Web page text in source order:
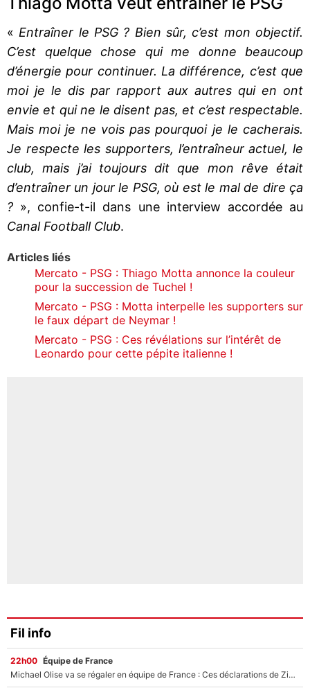
« Entraîner le PSG ? Bien sûr, c’est mon objectif.
C’est quelque chose qui me donne beaucoup
d’énergie pour continuer. La différence, c’est que
moi je le dis par rapport aux autres qui en ont
envie et qui ne le disent pas, et c’est respectable.
Mais moi je ne vois pas pourquoi je le cacherais.
Je respecte les supporters, l’entraîneur actuel, le
club, mais j’ai toujours dit que mon rêve était
d’entraîner un jour le PSG, où est le mal de dire ça
? », confie-t-il dans une interview accordée au
Canal Football Club.
Articles liés
Mercato - PSG : Thiago Motta annonce la couleur
pour la succession de Tuchel !
Mercato - PSG : Motta interpelle les supporters sur
le faux départ de Neymar !
Mercato - PSG : Ces révélations sur l’intérêt de
Leonardo pour cette pépite italienne !
Fil info
22h00 Équipe de France
Michael Olise va se régaler en équipe de France : Ces déclarations de Zinedine Zidane qui prouvent qu'il va tout miser sur la star du Bayern Munich !